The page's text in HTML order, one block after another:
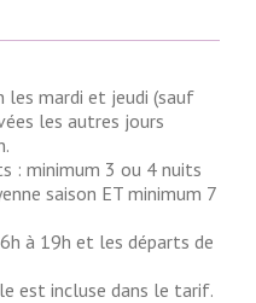
les mardi et jeudi (sauf
les autres jours
: minimum 3 ou 4 nuits
saison ET minimum 7
à 19h et les départs de
est incluse dans le tarif.